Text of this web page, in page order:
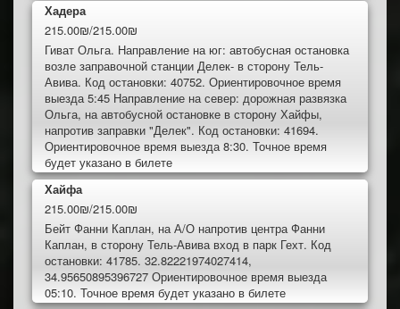
Хадера
215.00₪/215.00₪
Гиват Ольга. Направление на юг: автобусная остановка
возле заправочной станции Делек- в сторону Тель-
Авива. Код остановки: 40752. Ориентировочное время
выезда 5:45 Направление на север: дорожная развязка
Ольга, на автобусной остановке в сторону Хайфы,
напротив заправки "Делек". Код остановки: 41694.
Ориентировочное время выезда 8:30. Точное время
будет указано в билете
Хайфа
215.00₪/215.00₪
Бейт Фанни Каплан, на А/О напротив центра Фанни
Каплан, в сторону Тель-Авива вход в парк Гехт. Код
остановки: 41785. 32.82221974027414,
34.95650895396727 Ориентировочное время выезда
05:10. Точное время будет указано в билете